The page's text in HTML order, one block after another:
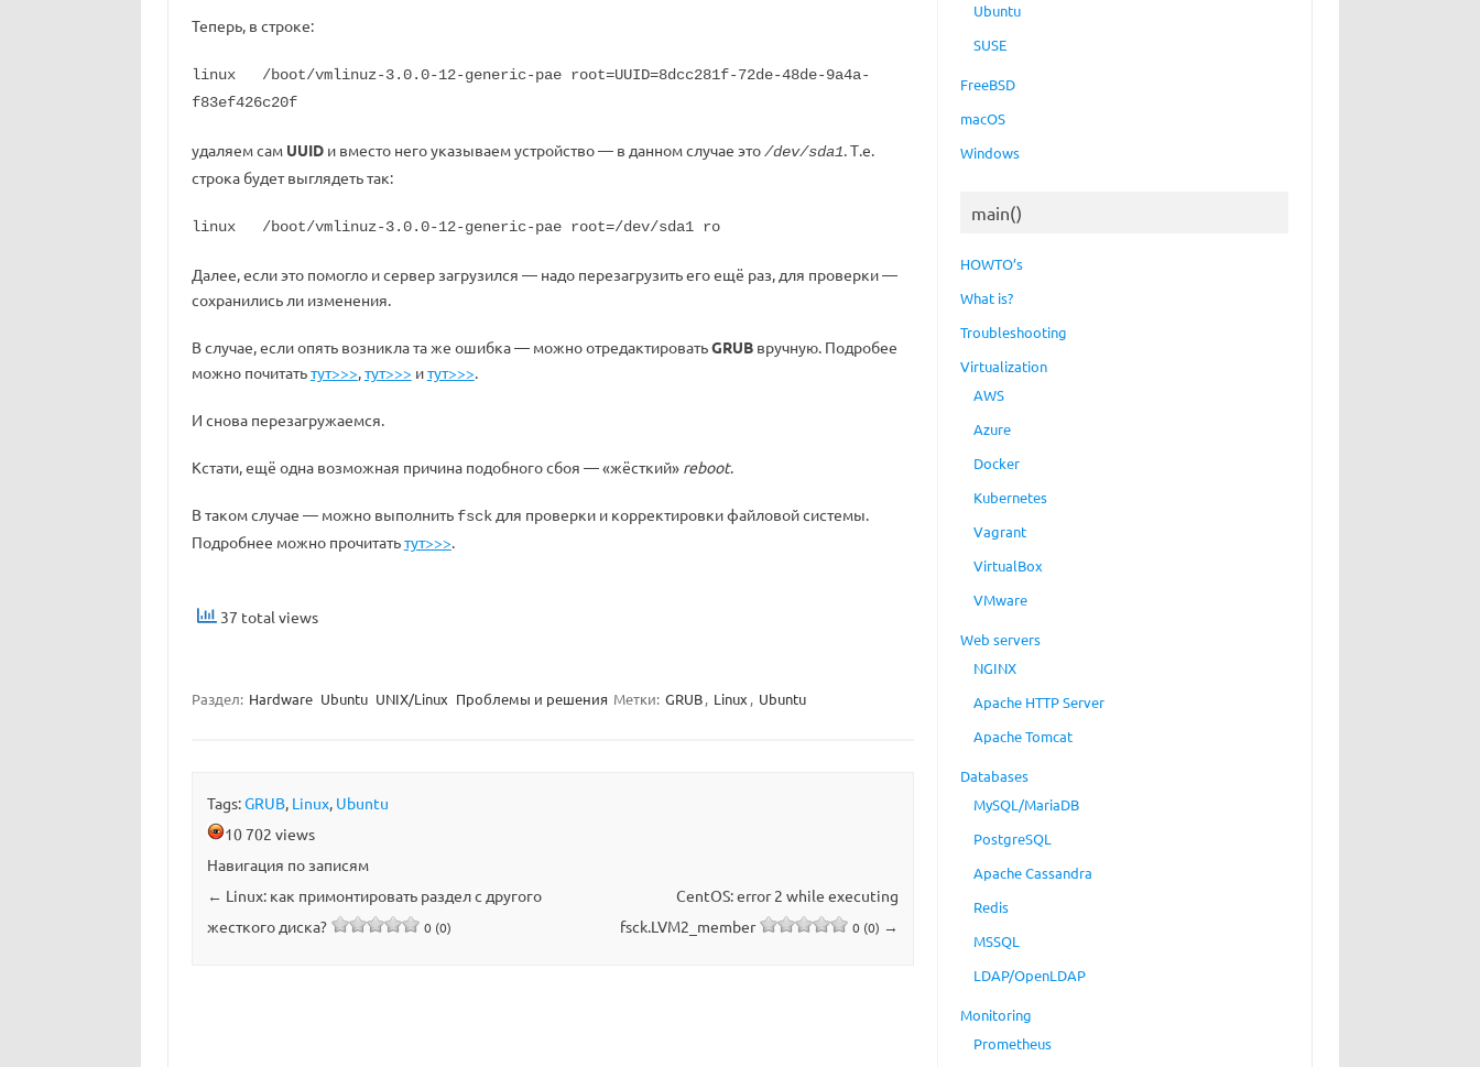
Теперь, в строке:
linux /boot/vmlinuz-3.0.0-12-generic-pae root=UUID=8dcc281f-72de-48de-9a4a-
f83ef426c20f
удаляем сам UUIDи вместо него указываем устройство — в данном случае это/dev/sda1. Т.е.
строка будет выглядеть так:
linux /boot/vmlinuz-3.0.0-12-generic-pae root=/dev/sda1 ro
Далее, если это помогло и сервер загрузился — надо перезагрузить его ещё раз, для проверки —
сохранились ли изменения.
В случае, если опять возникла та же ошибка — можно отредактироватьGRUBвручную. Подробее
можно почитатьтут>>>,тут>>> итут>>>.
И снова перезагружаемся.
Кстати, ещё одна возможная причина подобного сбоя — «жёсткий» reboot.
В таком случае — можно выполнить fsckдля проверки и корректировки файловой системы.
Подробнее можно прочитатьтут>>>.
37 total views
Раздел: Hardware Ubuntu UNIX/Linux Проблемы и решения Метки: GRUB, Linux , Ubuntu
Tags:GRUB, Linux, Ubuntu
10 702 views
Навигация по записям
← Linux: как примонтировать раздел с другого
жесткого диска?
0 (0)
CentOS: error 2 while executing
fsck.LVM2_member
0 (0) →
Ubuntu
SUSE
FreeBSD
macOS
Windows
main()
HOWTO’s
What is?
Troubleshooting
Virtualization
AWS
Azure
Docker
Kubernetes
Vagrant
VirtualBox
VMware
Web servers
NGINX
Apache HTTP Server
Apache Tomcat
Databases
MySQL/MariaDB
PostgreSQL
Apache Cassandra
Redis
MSSQL
LDAP/OpenLDAP
Monitoring
Prometheus